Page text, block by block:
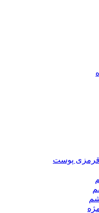
قرمزی پوست